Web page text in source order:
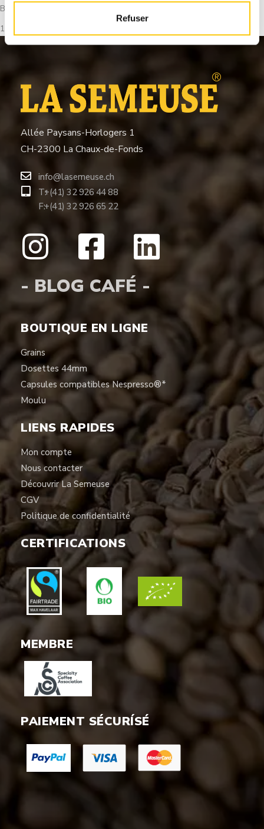
Refuser
Bomb. Le princ...
15 juillet 2026
Allée Paysans-Horlogers 1
CH-2300 La Chaux-de-Fonds
info@lasemeuse.ch
T:
F:
+(41) 32 926 44 88
+(41) 32 926 65 22
- BLOG CAFÉ -
BOUTIQUE EN LIGNE
Grains
Dosettes 44mm
Capsules compatibles Nespresso®*
Moulu
LIENS RAPIDES
Mon compte
Nous contacter
Découvrir La Semeuse
CGV
Politique de confidentialité
CERTIFICATIONS
MEMBRE
PAIEMENT SÉCURÍSÉ